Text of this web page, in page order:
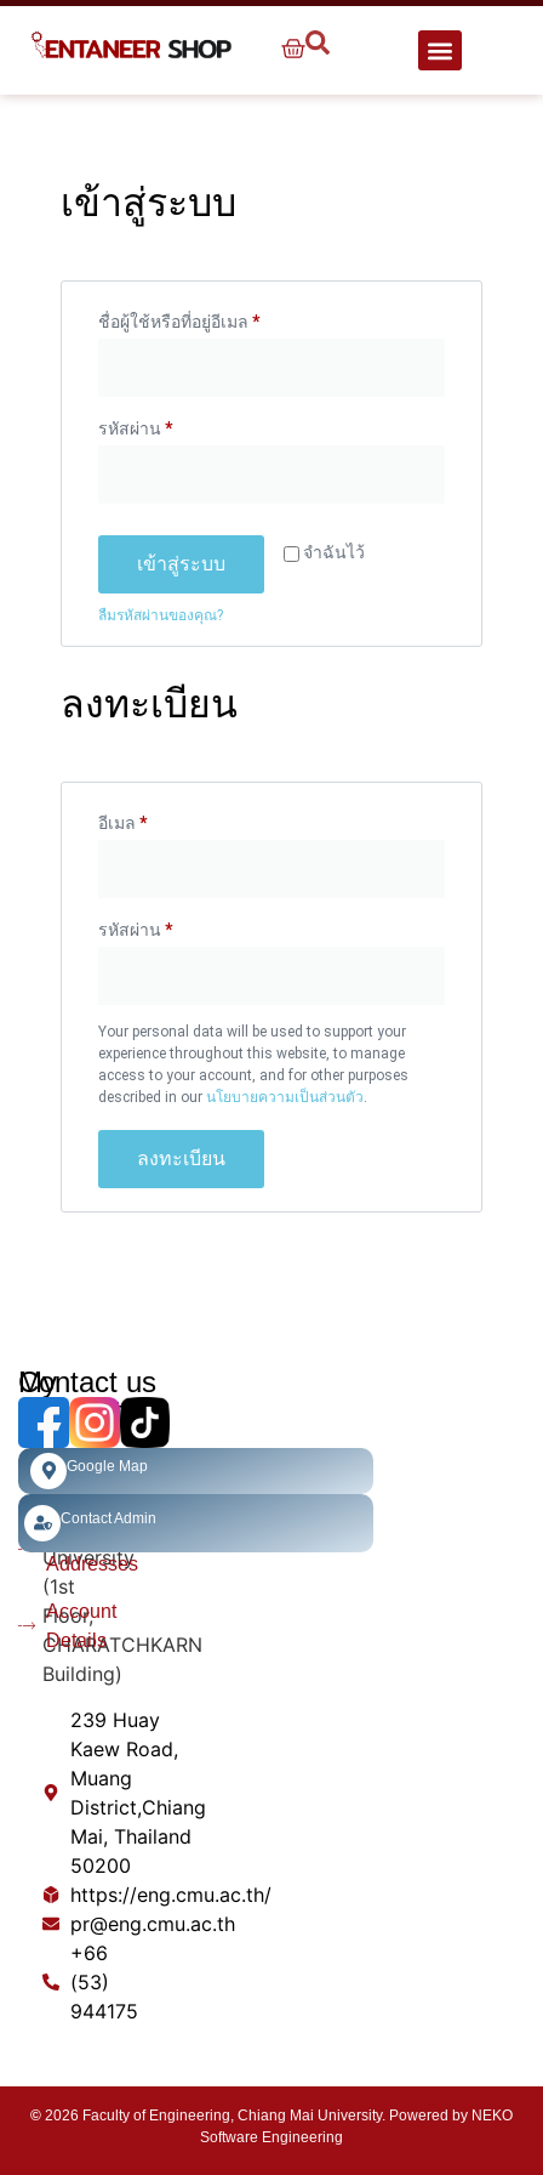
เข้าสู่ระบบ
ชื่อผู้ใช้หรือที่อยู่อีเมล *
รหัสผ่าน *
จำฉันไว้
เข้าสู่ระบบ
ลืมรหัสผ่านของคุณ?
ลงทะเบียน
อีเมล *
รหัสผ่าน *
Your personal data will be used to support your
experience throughout this website, to manage
access to your account, and for other purposes
described in our นโยบายความเป็นส่วนตัว.
ลงทะเบียน
Faculty
Engineering,
Chiang
Mai
University
(1st
Floor,
CHARATCHKARN
Building)
239 Huay
Kaew Road,
Muang
District,Chiang
Mai, Thailand
50200
https://eng.cmu.ac.th/
pr@eng.cmu.ac.th
+66
(53)
944175
My
Account​
Order
History
Shipping
Addresses
Account
Details
Contact us
Google Map
Contact Admin
© 2026 Faculty of Engineering, Chiang Mai University. Powered by NEKO
Software Engineering